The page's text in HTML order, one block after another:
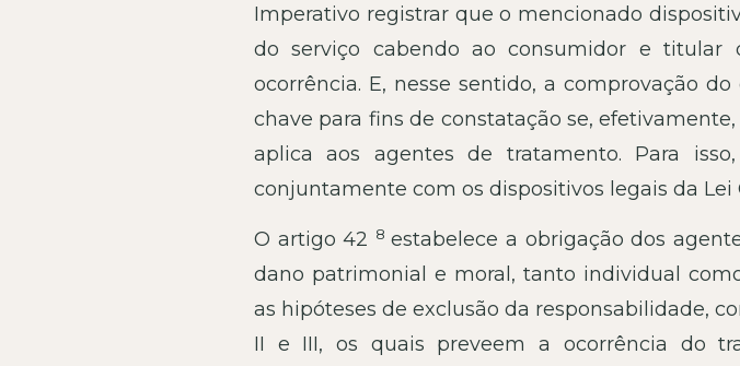
Imperativo registrar que o mencionado
do serviço cabendo ao consumidor e titular
ocorrência. E, nesse sentido, a comprovação
chave para fins de constatação se,
aplica aos agentes de tratamento. Para
conjuntamente com os dispositivos legais da Lei
O artigo 42 8 estabelece a obrigação dos
dano patrimonial e moral, tanto individual
as hipóteses de exclusão da responsabilidade,
II e III, os quais preveem a ocorrência do